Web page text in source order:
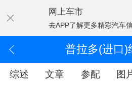
网上车市
去APP了解更多精彩汽车
普拉多(进口)
综述 文章 参配 图